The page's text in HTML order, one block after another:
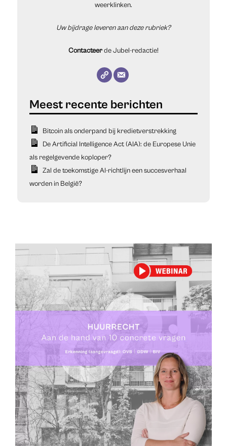
weerklinken.
Uw bijdrage leveren aan deze rubriek?
Contacteerde Jubel-redactie!
Bitcoin als onderpand bij kredietverstrekking
De Artificial Intelligence Act (AIA): de Europese Unie
als regelgevende koploper?
Zal de toekomstige AI-richtlijn een succesverhaal
worden in België?